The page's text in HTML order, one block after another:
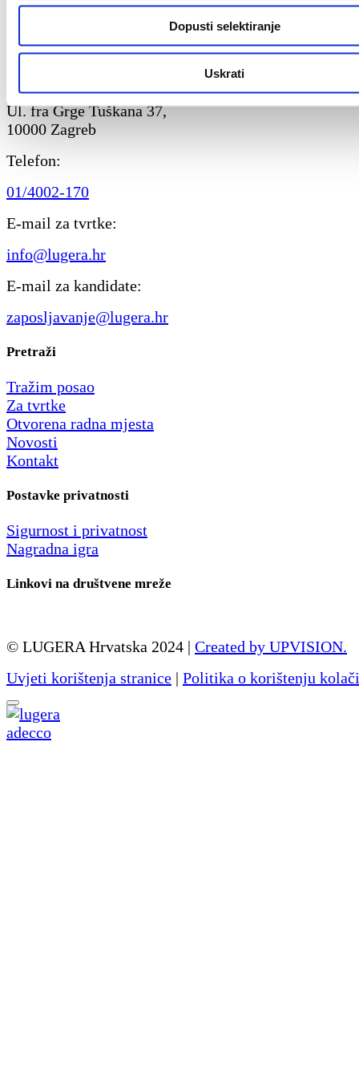
Dopusti selektiranje
Uskrati
Lugera Talent Solutions d.o.o.
Lugera Outsourcing d.o.o.
Ul. fra Grge Tuškana 37,
10000 Zagreb
Telefon:
01/4002-170
E-mail za tvrtke:
info@lugera.hr
E-mail za kandidate:
zaposljavanje@lugera.hr
Pretraži
Tražim posao
Za tvrtke
Otvorena radna mjesta
Novosti
Kontakt
Postavke privatnosti
Sigurnost i privatnost
Nagradna igra
Linkovi na društvene mreže
© LUGERA Hrvatska 2024 | Created by UPVISION.
Uvjeti korištenja stranice | Politika o korištenju